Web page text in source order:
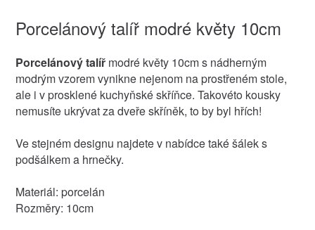
Porcelánový talíř modré květy 10cm
Porcelánový talíř modré květy 10cm s nádherným
modrým vzorem vynikne nejenom na prostřeném stole,
ale i v prosklené kuchyňské skříňce. Takovéto kousky
nemusíte ukrývat za dveře skříněk, to by byl hřích!
Ve stejném designu najdete v nabídce také šálek s
podšálkem a hrnečky.
Materiál: porcelán
Rozměry: 10cm